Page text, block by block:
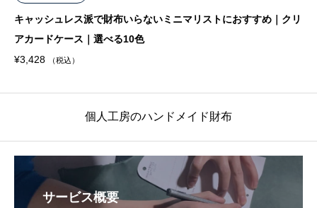
キャッシュレス派で財布いらないミニマリストにおすすめ｜クリ
アカードケース｜選べる10色
¥3,428 （税込）
個人工房のハンドメイド財布
サービス概要